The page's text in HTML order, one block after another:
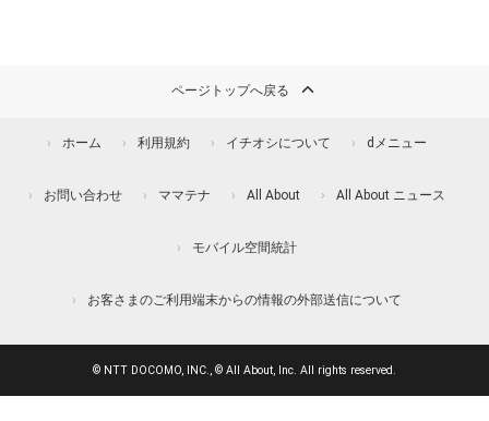
ページトップへ戻る
ホーム 利用規約 イチオシについて dメニュー
お問い合わせ ママテナ All About All About ニュース
モバイル空間統計
お客さまのご利用端末からの情報の外部送信について
© NTT DOCOMO, INC., © All About, Inc. All rights reserved.